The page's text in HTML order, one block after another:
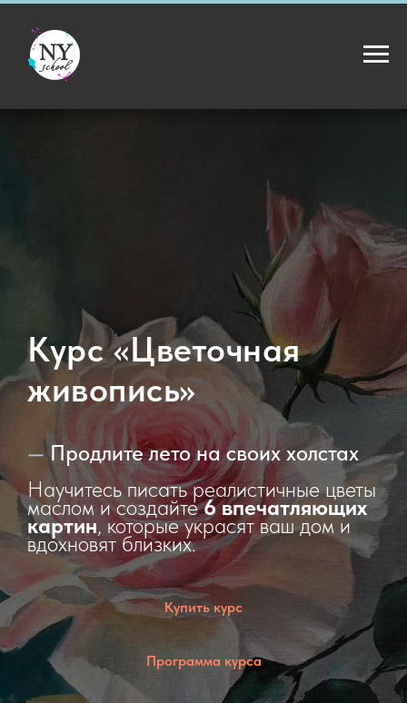
Курс «Цветочная
живопись»
—Продлите лето на своих холстах
Научитесь писать реалистичные цветы
маслом и создайте6 впечатляющих
картин, которые украсят ваш дом и
вдохновят близких.
Купить курс
Программа курса